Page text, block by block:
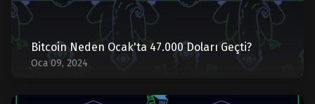
Bitcoin Neden Ocak'ta 47.000 Doları Geçti?
Oca 09, 2024